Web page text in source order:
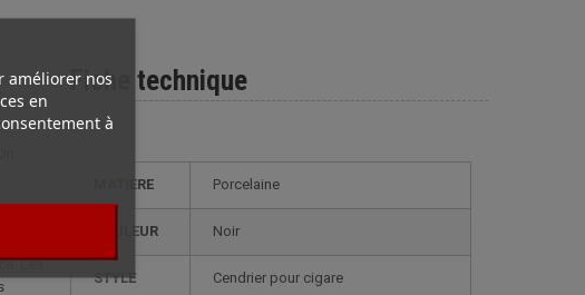
améliorer nos
en
à
Fiche technique
MATIÈRE Porcelaine
COULEUR Noir
STYLE cendrier pour cigare
Les